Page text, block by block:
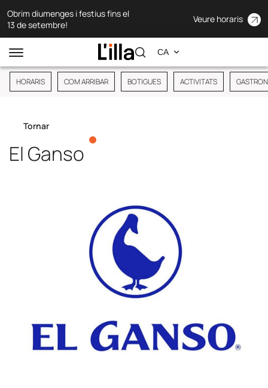
Obrim diumenges i festius fins el
13 de setembre!
Veure horaris
HORARIS COM ARRIBAR BOTIGUES ACTIVITATS
Tornar
El Ganso